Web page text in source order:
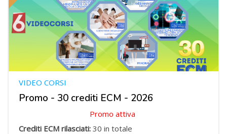
Promo - 30 crediti ECM - 2026
VIDEO CORSI
Promo attiva
Crediti ECM rilasciati: 30 in totale